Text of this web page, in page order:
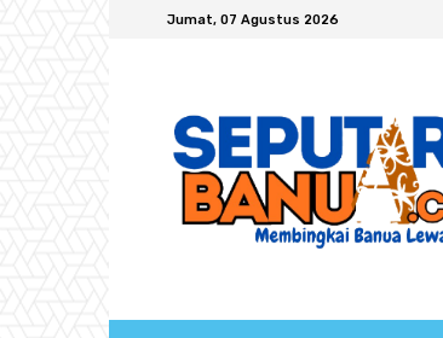
Jumat, 07 Agustus 2026